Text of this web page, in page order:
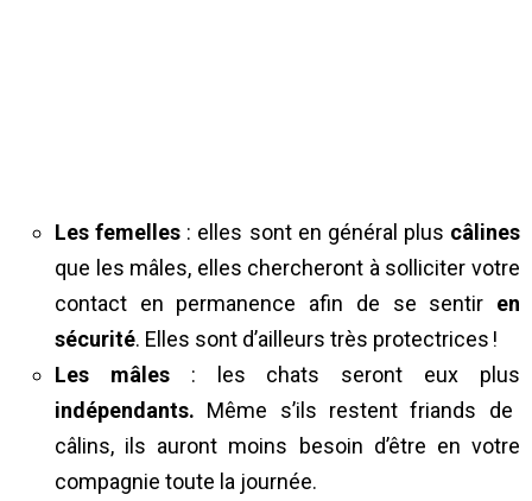
Les femelles : elles sont en général plus câlines
que les mâles, elles chercheront à solliciter votre
contact en permanence afin de se sentir en
sécurité. Elles sont d’ailleurs très protectrices !
Les mâles: les chats seront eux plus
indépendants. Même s’ils restent friands de
câlins, ils auront moins besoin d’être en votre
compagnie toute la journée.